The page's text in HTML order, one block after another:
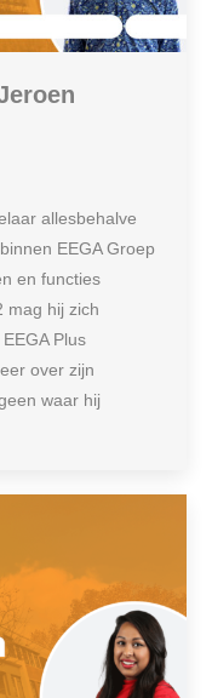
allesbehalve
EEGA Groep
en functies
mag hij zich
Plus
over zijn
waar hij